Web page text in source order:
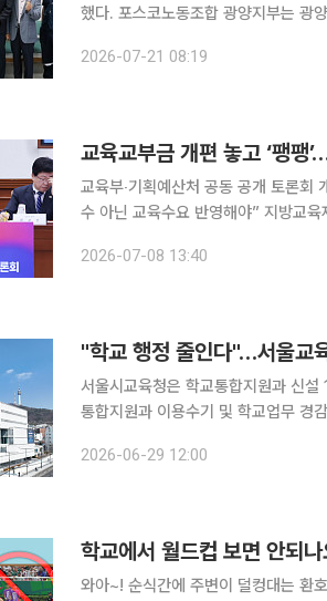
했다. 포스코노동조합 광양지부는 광양시, 포스코노동조합 광양지부, 초록우산 전남지역본부, 광양
혔다. 광양시와 포스코노동조합은
2026-07-21 08:19
교육부‧기획예산처 공동 공개 토론
수 아닌 교육수요 반영해야” 지방교육재정교부금(교육교부금) 개편을 둘러싼 정부 내 공개 토론이
과 학생 1인당 지원은 늘리되 내국세
2026-07-08 13:40
"학교 행정 줄인다"…서울교
서울시교육청은 학교통합지원과 신
통합지원과 이용수기 및 학교업무 경감 아
해 마련됐다. 공모 분야는 학교통합지
2026-06-29 12:00
학교에서 월드컵 보면 안되
와아~! 순식간에 주변이 덜컹대는 환호성. 모든 이의 시선이 한 곳으로 향한 듯했는데요. 식당에서